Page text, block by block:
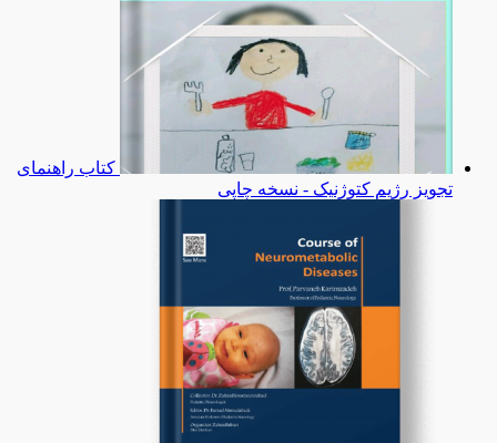
کتاب راهنمای
تجویز رژیم کتوژنیک - نسخه چاپی